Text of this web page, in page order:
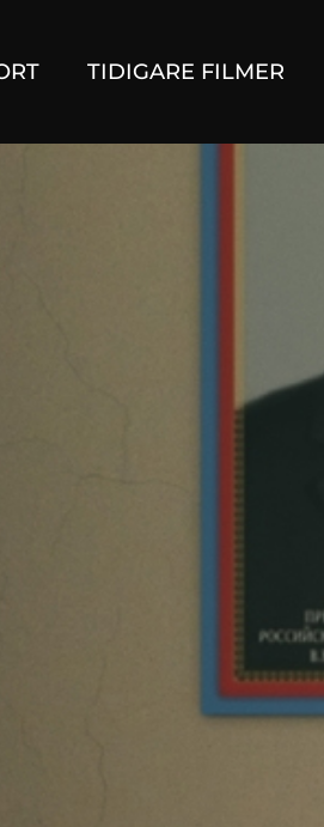
TIDIGARE FILMER